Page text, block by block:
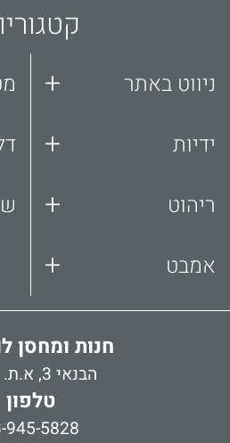
ניווט באתר +
ידיות +
ריהוט +
אמבט +
חנות ומחסן
הבנאי 3, א.ת. חולון
טלפון
945-5828